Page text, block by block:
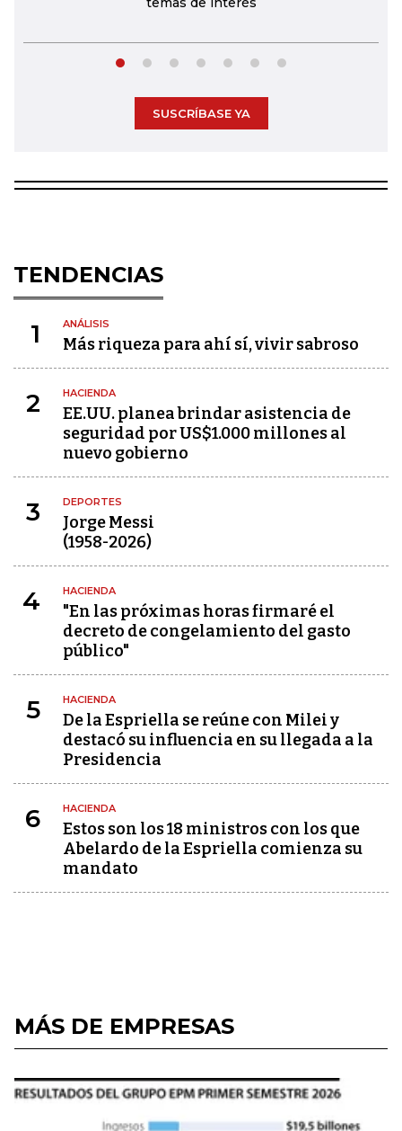
SUSCRÍBASE YA
TENDENCIAS
1 ANÁLISIS
Más riqueza para ahí sí, vivir sabroso
2 HACIENDA
EE.UU. planea brindar asistencia de
seguridad por US$1.000 millones al
nuevo gobierno
3 DEPORTES
Jorge Messi
(1958-2026)
4 HACIENDA
"En las próximas horas firmaré el
decreto de congelamiento del gasto
público"
5 HACIENDA
De la Espriella se reúne con Milei y
destacó su influencia en su llegada a la
Presidencia
6 HACIENDA
Estos son los 18 ministros con los que
Abelardo de la Espriella comienza su
mandato
MÁS DE EMPRESAS